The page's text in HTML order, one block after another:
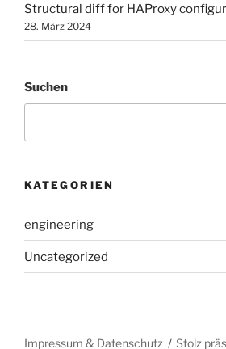
Structural diff for HAProxy
28. März 2024
Suchen
KATEGORIEN
engineering
Uncategorized
Impressum & Datenschutz Stolz